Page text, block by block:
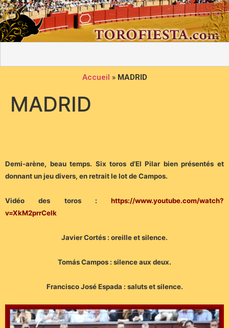
Accueil » MADRID
MADRID
Demi-arène, beau temps. Six toros d’El Pilar bien présentés et
donnant un jeu divers, en retrait le lot de Campos.
Vidéo des toros :
https://www.youtube.com/watch?
v=XkM2prrCelk
Javier Cortés : oreille et silence.
Tomás Campos : silence aux deux.
Francisco José Espada : saluts et silence.